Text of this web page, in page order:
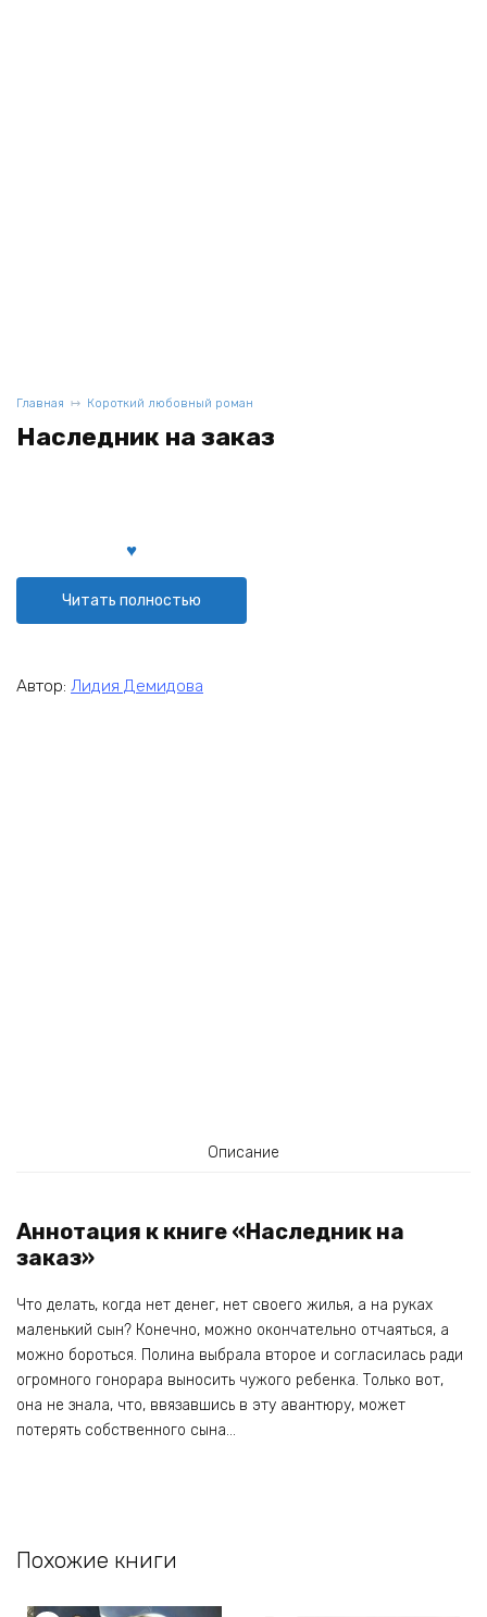
Главная Короткий любовный роман
Наследник на заказ
Читать полностью
Автор: Лидия Демидова
Описание
Аннотация к книге «Наследник на
заказ»
Что делать, когда нет денег, нет своего жилья, а на руках
маленький сын? Конечно, можно окончательно отчаяться, а
можно бороться. Полина выбрала второе и согласилась ради
огромного гонорара выносить чужого ребенка. Только вот,
она не знала, что, ввязавшись в эту авантюру, может
потерять собственного сына…
Похожие книги